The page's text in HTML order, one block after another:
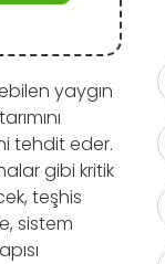
yaygın
tehdit eder.
gibi kritik
teşhis
sistem